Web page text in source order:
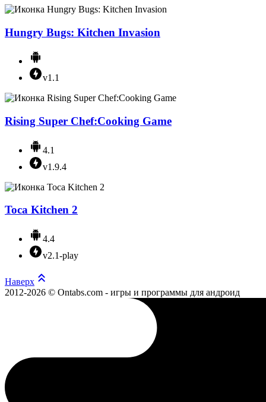
Hungry Bugs: Kitchen Invasion
v1.1
Rising Super Chef:Cooking Game
4.1
v1.9.4
Toca Kitchen 2
4.4
v2.1-play
Наверх
2012-2026 © Ontabs.com - игры и программы для андроид